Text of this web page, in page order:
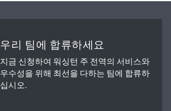
우리 팀에 합류하세요
지금 신청하여 워싱턴 주 전역의 서비스와
우수성을 위해 최선을 다하는 팀에 합류하
십시오.